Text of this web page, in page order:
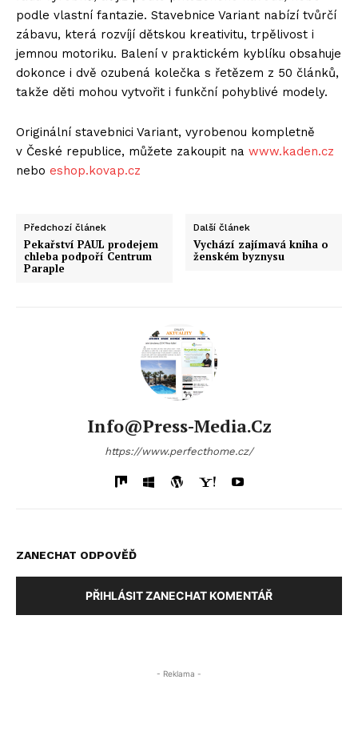
podle vlastní fantazie. Stavebnice Variant nabízí tvůrčí
zábavu, která rozvíjí dětskou kreativitu, trpělivost i
jemnou motoriku. Balení v praktickém kyblíku obsahuje
dokonce i dvě ozubená kolečka s řetězem z 50 článků,
takže děti mohou vytvořit i funkční pohyblivé modely.
Originální stavebnici Variant, vyrobenou kompletně
v České republice, můžete zakoupit na www.kaden.cz
nebo eshop.kovap.cz
Předchozí článek
Pekařství PAUL prodejem
chleba podpoří Centrum
Paraple
Další článek
Vychází zajímavá kniha o
ženském byznysu
Info@press-Media.cz
https://www.perfecthome.cz/
ZANECHAT ODPOVĚĎ
PŘIHLÁSIT ZANECHAT KOMENTÁŘ
- Reklama -